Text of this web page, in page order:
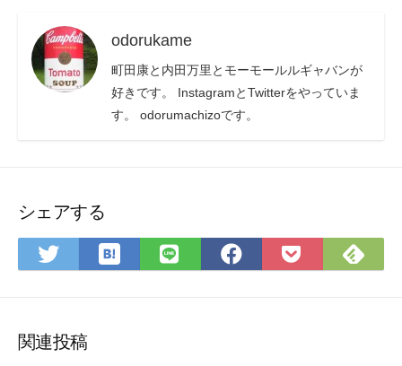
odorukame
町田康と内田万里とモーモールルギャバンが
好きです。 InstagramとTwitterをやっていま
す。 odorumachizoです。
シェアする
Twitter
で
ア
は
て
LINE
で
Facebook
で
Pocket
に
で
関連投稿